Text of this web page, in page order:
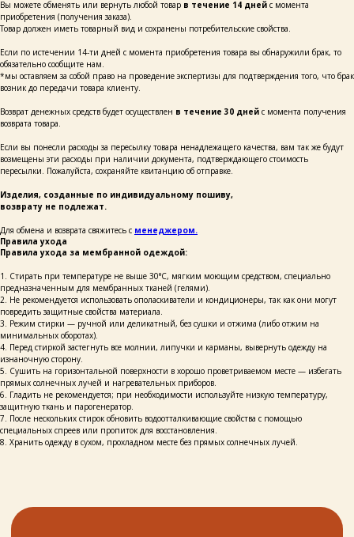
Вы можете обменять или вернуть любой товар в течение 14 дней с момента
приобретения (получения заказа).
Товар должен иметь товарный вид и сохранены потребительские свойства.
Если по истечении 14-ти дней с момента приобретения товара вы обнаружили брак, то
обязательно сообщите нам.
*мы оставляем за собой право на проведение экспертизы для подтверждения того, что брак
возник до передачи товара клиенту.
Возврат денежных средств будет осуществлен в течение 30 дней с момента получения
возврата товара.
Если вы понесли расходы за пересылку товара ненадлежащего качества, вам так же будут
возмещены эти расходы при наличии документа, подтверждающего стоимость
пересылки. Пожалуйста, сохраняйте квитанцию об отправке.
Изделия, созданные по индивидуальному пошиву,
возврату не подлежат.
Для обмена и возврата свяжитесь с менеджером.
Правила ухода
Правила ухода за мембранной одеждой:
1. Стирать при температуре не выше 30°C, мягким моющим средством, специально
предназначенным для мембранных тканей (гелями).
2. Не рекомендуется использовать ополаскиватели и кондиционеры, так как они могут
повредить защитные свойства материала.
3. Режим стирки — ручной или деликатный, без сушки и отжима (либо отжим на
минимальных оборотах).
4. Перед стиркой застегнуть все молнии, липучки и карманы, вывернуть одежду на
изнаночную сторону.
5. Сушить на горизонтальной поверхности в хорошо проветриваемом месте — избегать
прямых солнечных лучей и нагревательных приборов.
6. Гладить не рекомендуется; при необходимости используйте низкую температуру,
защитную ткань и парогенератор.
7. После нескольких стирок обновить водоотталкивающие свойства с помощью
специальных спреев или пропиток для восстановления.
8. Хранить одежду в сухом, прохладном месте без прямых солнечных лучей.
политика конфиденциальности
публичная оферта
разработка сайта
Магазин:
ул. Березина 82д
+ 7 923 345 01 70
Магазин работает
в режиме предварительной записи.
для брони времени
написать
Нажимая на кнопку «Написать», я даю согласие
на обработку персональных данных и соглашаюсь
с политикой конфиденциальности и согласен
с её положением